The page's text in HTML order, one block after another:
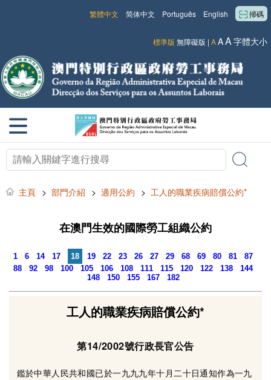
掃碼
English
Português
简体中文
繁體中文
標準版 無障礙版 | AAA字體大小
主頁 > 部門介紹 > 適用公約 > 工人的職業疾病賠償公約*
在澳門生效的國際勞工組織公約
1 6 14 17 18 19 22 23 26 27 29 68 69 80 81
87
88
92 98 100 105 106 108 111 115 120 122 138
144
148
150 155 167 182
工人的職業疾病賠償公約*
第14/2002號行政長官公告
鑑於中華人民共和國已於一九九九年十月二十日通知作為一九